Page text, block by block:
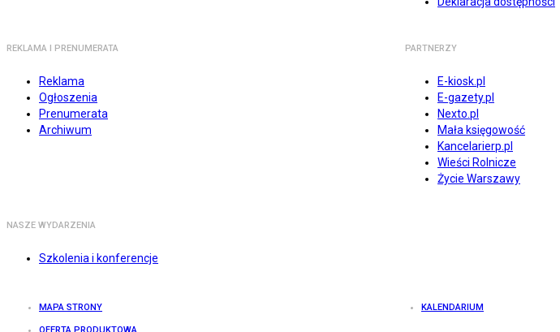
REKLAMA I PRENUMERATA
Reklama
Ogłoszenia
Prenumerata
Archiwum
PARTNERZY
E-kiosk.pl
E-gazety.pl
Nexto.pl
Mała księgowość
Kancelarierp.pl
Wieści Rolnicze
Życie Warszawy
NASZE WYDARZENIA
Szkolenia i konferencje
MAPA STRONY KALENDARIUM